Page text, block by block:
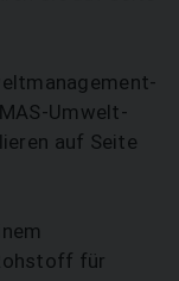
Umwelt­
auf Seite
für